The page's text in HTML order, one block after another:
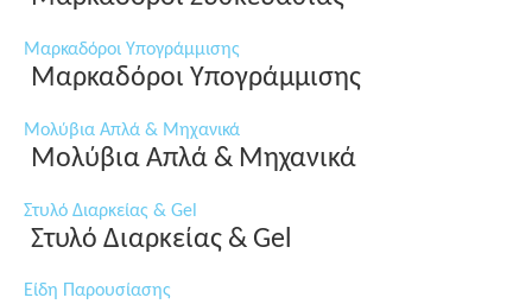
Μαρκαδόροι Υπογράμμισης
Μαρκαδόροι Υπογράμμισης
Μολύβια Απλά & Μηχανικά
Μολύβια Απλά & Μηχανικά
Στυλό Διαρκείας & Gel
Στυλό Διαρκείας & Gel
Είδη Παρουσίασης